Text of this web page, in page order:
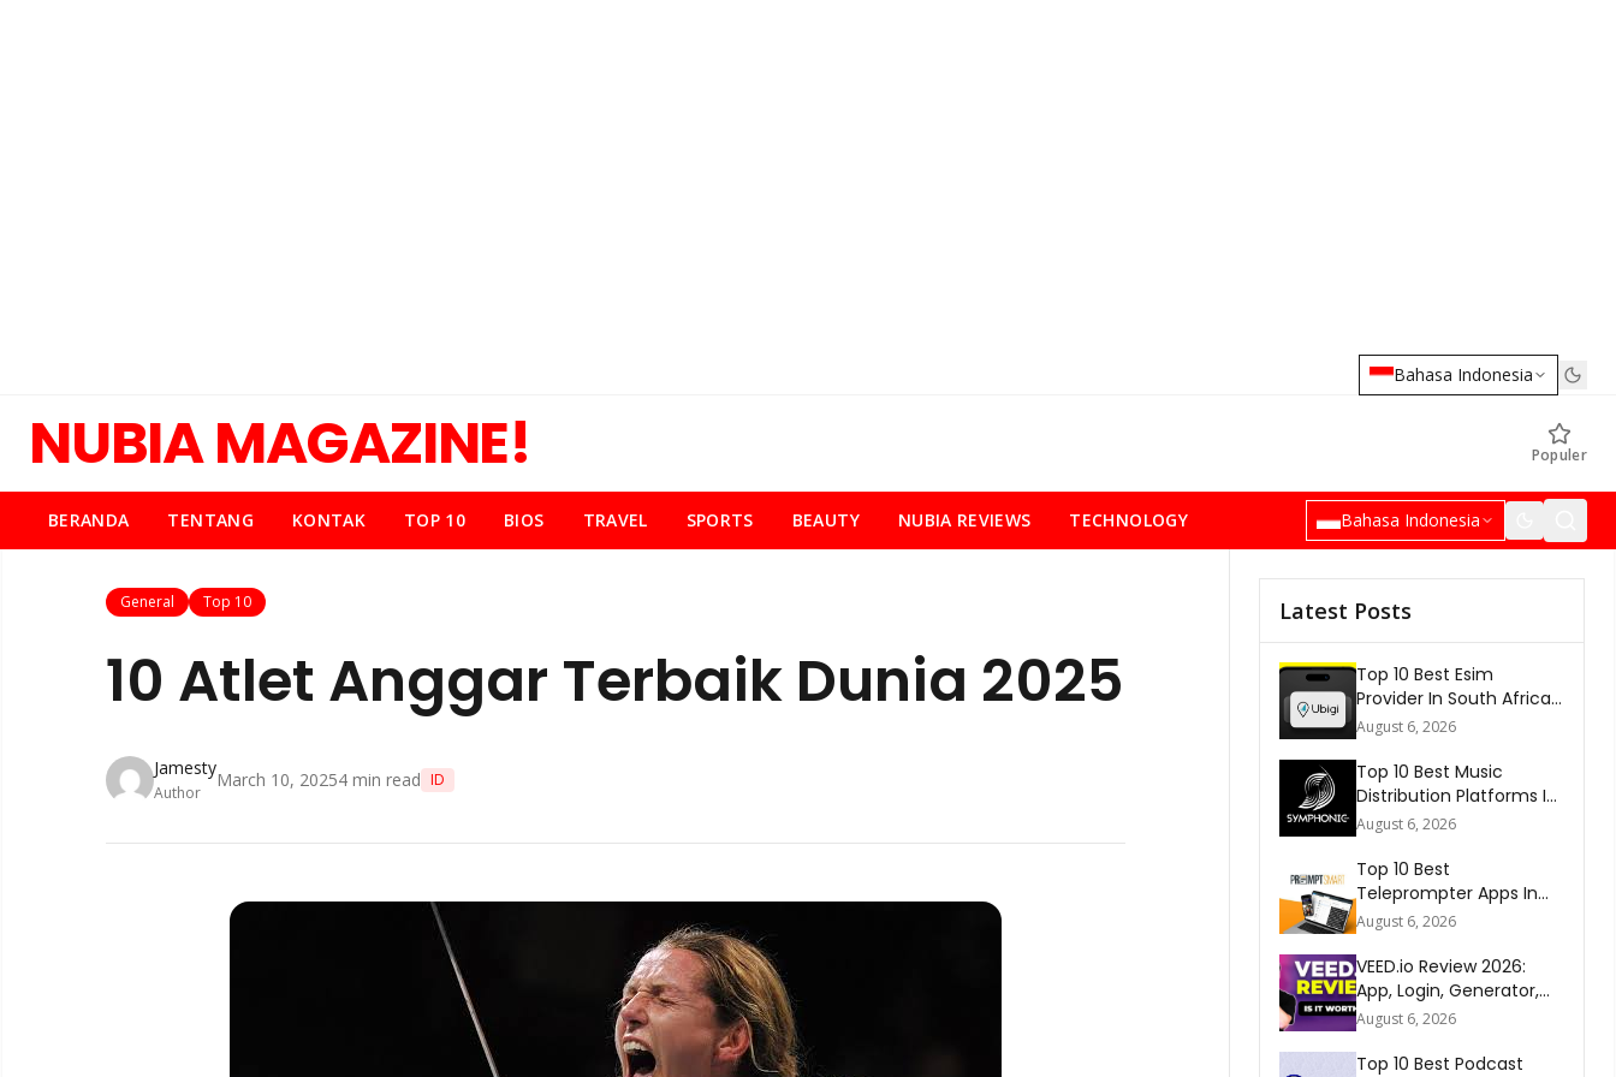
Bahasa Indonesia
NUBIA MAGAZINE! Populer
BERANDA TENTANG KONTAK TOP 10 BIOS TRAVEL SPORTS BEAUTY NUBIA REVIEWS TECHNOLOGY Bahasa Indonesia
General Top 10
10 Atlet Anggar Terbaik Dunia 2025
Jamesty
Author
March 10, 20254 min read ID
Latest Posts
Top 10 Best Esim
Provider In South Africa
2026
August 6, 2026
Top 10 Best Music
Distribution Platforms In
The World 2026
August 6, 2026
Top 10 Best
Teleprompter Apps In
2026
August 6, 2026
VEED.io Review 2026:
App, Login, Generator,
Download, AI & FAQs
August 6, 2026
Top 10 Best Podcast